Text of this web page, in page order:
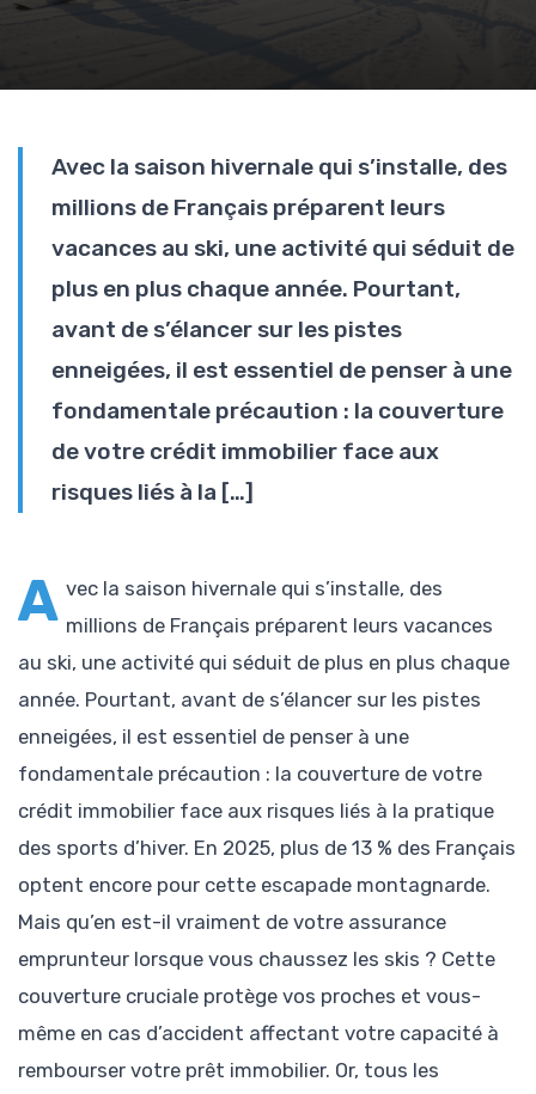
Avec la saison hivernale qui s’installe, des
millions de Français préparent leurs
vacances au ski, une activité qui séduit de
plus en plus chaque année. Pourtant,
avant de s’élancer sur les pistes
enneigées, il est essentiel de penser à une
fondamentale précaution : la couverture
de votre crédit immobilier face aux
risques liés à la […]
A vec la saison hivernale qui s’installe, des
millions de Français préparent leurs vacances
au ski, une activité qui séduit de plus en plus chaque
année. Pourtant, avant de s’élancer sur les pistes
enneigées, il est essentiel de penser à une
fondamentale précaution : la couverture de votre
crédit immobilier face aux risques liés à la pratique
des sports d’hiver. En 2025, plus de 13 % des Français
optent encore pour cette escapade montagnarde.
Mais qu’en est-il vraiment de votre assurance
emprunteur lorsque vous chaussez les skis ? Cette
couverture cruciale protège vos proches et vous-
même en cas d’accident affectant votre capacité à
rembourser votre prêt immobilier. Or, tous les